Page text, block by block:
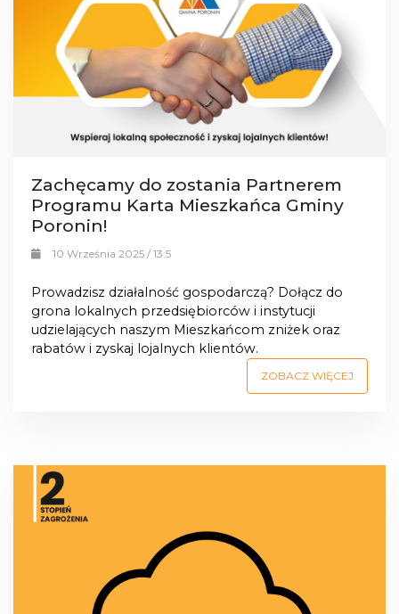
Zachęcamy do zostania Partnerem
Programu Karta Mieszkańca Gminy
Poronin!
10 Września 2025 / 13:5
Prowadzisz działalność gospodarczą? Dołącz do
grona lokalnych przedsiębiorców i instytucji
udzielających naszym Mieszkańcom zniżek oraz
rabatów i zyskaj lojalnych klientów.
ZOBACZ WIĘCEJ